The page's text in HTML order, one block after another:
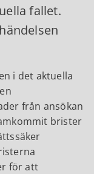
fallet.
i det aktuella
från ansökan
brister
för att